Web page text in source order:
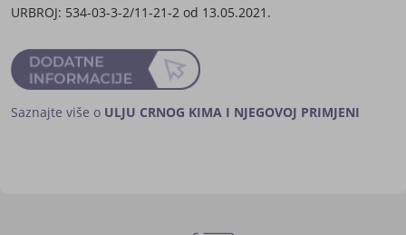
URBROJ: 534-03-3-2/11-21-2 od 13.05.2021.
Saznajte više o ULJU CRNOG KIMA I NJEGOVOJ PRIMJENI